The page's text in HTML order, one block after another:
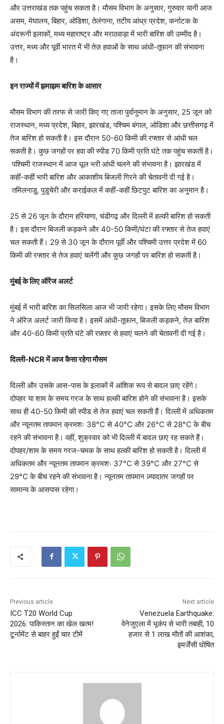
और उत्तराखंड तक पहुंच सकता है। मौसम विभाग के अनुसार, गुरुवार यानी आज
असम, मेघालय, बिहार, ओडिशा, तेलंगाना, तटीय आंध्र प्रदेश, कर्नाटक के
अंदरूनी इलाकों, मध्य महाराष्ट्र और मराठवाड़ा में भारी बारिश की उम्मीद है।
उत्तर, मध्य और पूर्वी भारत में भी तेज़ हवाओं के साथ आंधी-तूफान की संभावना
है।
इन राज्यों में झमाझम बारिश के आसार
मौसम विभाग की तरफ से जारी किए गए ताजा पुर्वानुमान के अनुसार, 25 जून को
राजस्थान, मध्य प्रदेश, बिहार, झारखंड, पश्चिम बंगाल, ओडिशा और छत्तीसगढ़ में
तेज बारिश हो सकती है। इस दौरान 50-60 किमी की रफ्तार से आंधी चल
सकती है। कुछ जगहों पर हवा की स्पीड 70 किमी प्रति घंटे तक पहुंच सकती है।
पश्चिमी राजस्थान में आज धूल भरी आंधी चलने की संभावना है। झारखंड में
कहीं-कहीं भारी बारिश और आकाशीय बिजली गिरने की चेतावनी दी गई है।
तमिलनाडु, पुडुचेरी और कराईकल में कहीं-कहीं छिटपुट बारिश का अनुमान है।
25 से 26 जून के दौरान हरियाणा, चंडीगढ़ और दिल्ली में हल्की बारिश हो सकती
है। इस दौरान बिजली कड़कने और 40-50 किमी/घंटा की रफ्तार से तेज हवाएं
चल सकती हैं। 29 से 30 जून के दौरान पूर्वी और पश्चिमी उत्तर प्रदेश में 60
किमी की रफ्तार से तेज हवाएं चलेंगी और कुछ जगहों पर बारिश हो सकती है।
मुंबई के लिए ऑरेंज अलर्ट
मुंबई में भारी बारिश का सिलसिला आज भी जारी रहेगा। इसके लिए मौसम विभाग
ने ऑरेंज अलर्ट जारी किया है। इसमें आंधी-तूफान, बिजली कड़कने, तेज़ बारिश
और 40-60 किमी प्रति घंटे की रफ़्तार से हवाएं चलने की चेतावनी दी गई है।
दिल्ली-NCR में आज कैसा रहेगा मौसम
दिल्ली और उसके आस-पास के इलाकों में आंशिक रूप से बादल छाए रहेंगे।
दोपहर या शाम के समय गरज के साथ हल्की बारिश होने की संभावना है। इसके
साथ ही 40-50 किमी की स्पीड से तेज हवाएं चल सकती हैं। दिल्ली में अधिकतम
और न्यूनतम तापमान क्रमशः 38°C से 40°C और 26°C से 28°C के बीच
रहने की संभावना है। वहीं, शुक्रवार को भी दिल्ली में बादल छाए रह सकते हैं।
दोपहर/शाम के समय गरज-चमक के साथ हल्की बारिश हो सकती है। दिल्ली में
अधिकतम और न्यूनतम तापमान क्रमशः 37°C से 39°C और 27°C से
29°C के बीच रहने की संभावना है। न्यूनतम तापमान ज़्यादातर जगहों पर
सामान्य के आसपास रहेगा।
Previous article
ICC T20 World Cup
2026: पाकिस्तान का खेल खत्म!
टूर्नामेंट से बाहर हुईं चार टीमें
Next article
Venezuela Earthquake:
वेनेजुएला में भूकंप से भारी तबाही, 10
हजार से 1 लाख मौतों की आशंका,
इमर्जेंसी घोषित